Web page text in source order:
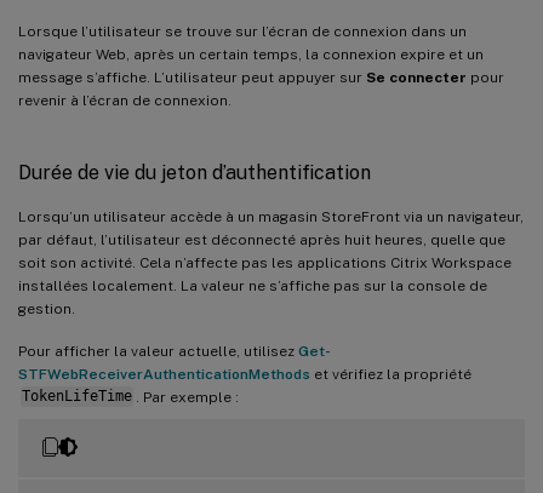
Lorsque l’utilisateur se trouve sur l’écran de connexion dans un
navigateur Web, après un certain temps, la connexion expire et un
message s’affiche. L’utilisateur peut appuyer sur Se connecter pour
revenir à l’écran de connexion.
Durée de vie du jeton d’authentification
Lorsqu’un utilisateur accède à un magasin StoreFront via un navigateur,
par défaut, l’utilisateur est déconnecté après huit heures, quelle que
soit son activité. Cela n’affecte pas les applications Citrix Workspace
installées localement. La valeur ne s’affiche pas sur la console de
gestion.
Pour afficher la valeur actuelle, utilisez Get-
STFWebReceiverAuthenticationMethods et vérifiez la propriété
TokenLifeTime
. Par exemple :